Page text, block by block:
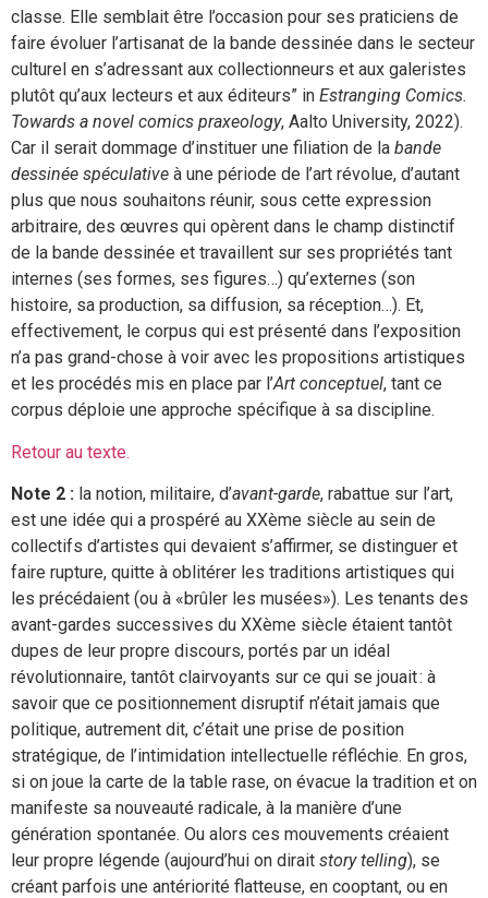
classe. Elle semblait être l’occasion pour ses praticiens de
faire évoluer l’artisanat de la bande dessinée dans le secteur
culturel en s’adressant aux collectionneurs et aux galeristes
plutôt qu’aux lecteurs et aux éditeurs” in Estranging Comics.
Towards a novel comics praxeology, Aalto University, 2022).
Car il serait dommage d’instituer une filiation de la bande
dessinée spéculative à une période de l’art révolue, d’autant
plus que nous souhaitons réunir, sous cette expression
arbitraire, des œuvres qui opèrent dans le champ distinctif
de la bande dessinée et travaillent sur ses propriétés tant
internes (ses formes, ses figures…) qu’externes (son
histoire, sa production, sa diffusion, sa réception…). Et,
effectivement, le corpus qui est présenté dans l’exposition
n’a pas grand-chose à voir avec les propositions artistiques
et les procédés mis en place par l’Art conceptuel, tant ce
corpus déploie une approche spécifique à sa discipline.
Retour au texte.
Note 2 : la notion, militaire, d’avant-garde, rabattue sur l’art,
est une idée qui a prospéré au XXème siècle au sein de
collectifs d’artistes qui devaient s’affirmer, se distinguer et
faire rupture, quitte à oblitérer les traditions artistiques qui
les précédaient (ou à «brûler les musées»). Les tenants des
avant-gardes successives du XXème siècle étaient tantôt
dupes de leur propre discours, portés par un idéal
révolutionnaire, tantôt clairvoyants sur ce qui se jouait : à
savoir que ce positionnement disruptif n’était jamais que
politique, autrement dit, c’était une prise de position
stratégique, de l’intimidation intellectuelle réfléchie. En gros,
si on joue la carte de la table rase, on évacue la tradition et on
manifeste sa nouveauté radicale, à la manière d’une
génération spontanée. Ou alors ces mouvements créaient
leur propre légende (aujourd’hui on dirait story telling), se
créant parfois une antériorité flatteuse, en cooptant, ou en